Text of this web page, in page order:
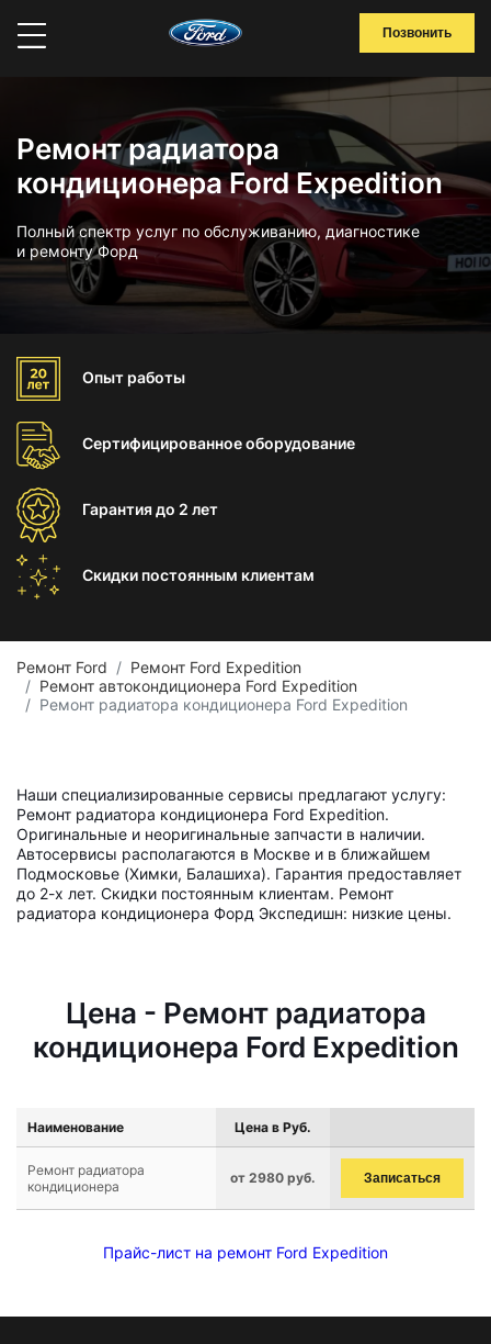
Позвонить
Ремонт радиатора
кондиционера Ford Expedition
Полный спектр услуг по обслуживанию, диагностике
и ремонту Форд
Опыт работы
Сертифицированноеоборудование
Гарантиядо 2 лет
Скидки постоянным клиентам
Ремонт Ford
Ремонт Ford Expedition
Ремонт автокондиционера Ford Expedition
Ремонт радиатора кондиционера Ford Expedition
Наши специализированные сервисы предлагают услугу:
Ремонт радиатора кондиционера Ford Expedition.
Оригинальные и неоригинальные запчасти в наличии.
Автосервисы располагаются в Москве и в ближайшем
Подмосковье (Химки, Балашиха). Гарантия предоставляет
до 2-х лет. Скидки постоянным клиентам. Ремонт
радиатора кондиционера Форд Экспедишн: низкие цены.
Цена - Ремонт радиатора
кондиционера Ford Expedition
Наименование Цена в Руб.
Ремонт радиатора
кондиционера
от 2980 руб. Записаться
Прайс-лист на ремонт Ford Expedition